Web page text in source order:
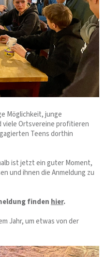
Möglichkeit, junge
viele Ortsvereine profitieren
Teens dorthin
ist jetzt ein guter Moment,
und ihnen die Anmeldung zu
finden hier.
Jahr, um etwas von der